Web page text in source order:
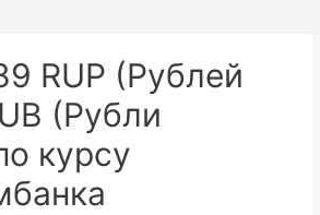
RUP (Рублей
(Рубли
курсу